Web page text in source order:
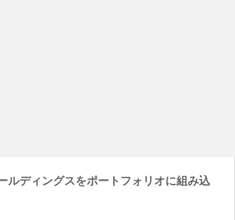
ルディングスをポートフォリオに組み込